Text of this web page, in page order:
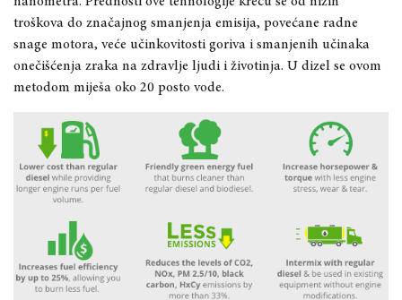
troškova do značajnog smanjenja emisija, povećane radne
snage motora, veće učinkovitosti goriva i smanjenih učinaka
onečišćenja zraka na zdravlje ljudi i životinja. U dizel se ovom
metodom miješa oko 20 posto vode.